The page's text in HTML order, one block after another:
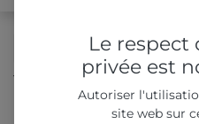
Tous les produits
Gonfleur électrique
Le respect
privée est
Autoriser
site web sur